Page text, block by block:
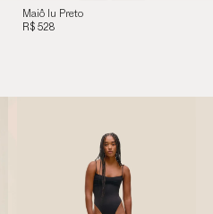
Maiô Iu Preto
R$ 528